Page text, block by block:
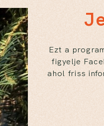
Ezt a
figyelje
ahol friss